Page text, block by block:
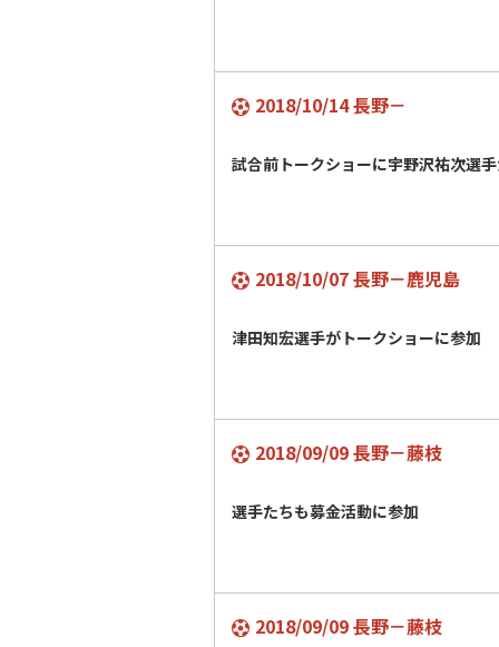
2018/10/14 長野－
試合前トークショーに宇野沢祐次選
2018/10/07 長野－鹿児島
津田知宏選手がトークショーに参加
2018/09/09 長野－藤枝
選手たちも募金活動に参加
2018/09/09 長野－藤枝